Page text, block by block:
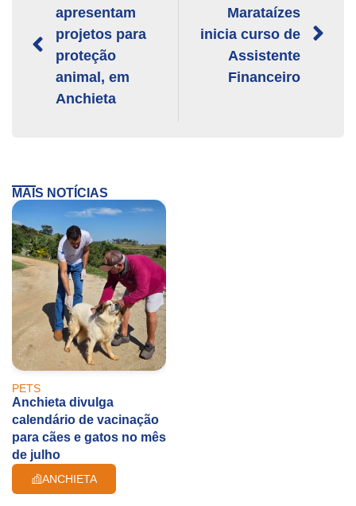
apresentam
projetos para
proteção
animal, em
Anchieta
Marataízes
inicia curso de
Assistente
Financeiro
MAIS NOTÍCIAS
PETS
Anchieta divulga
calendário de vacinação
para cães e gatos no mês
de julho
ANCHIETA